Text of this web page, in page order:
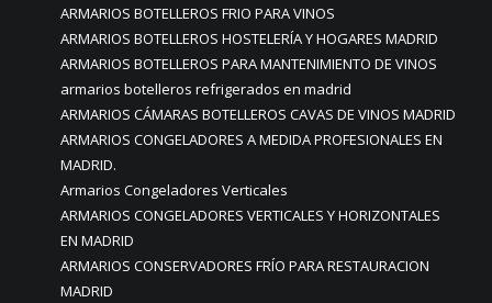
ARMARIOS BOTELLEROS FRIO PARA VINOS
ARMARIOS BOTELLEROS HOSTELERÍA Y HOGARES MADRID
ARMARIOS BOTELLEROS PARA MANTENIMIENTO DE VINOS
armarios botelleros refrigerados en madrid
ARMARIOS CÁMARAS BOTELLEROS CAVAS DE VINOS MADRID
ARMARIOS CONGELADORES A MEDIDA PROFESIONALES EN
MADRID.
Armarios Congeladores Verticales
ARMARIOS CONGELADORES VERTICALES Y HORIZONTALES
EN MADRID
ARMARIOS CONSERVADORES FRÍO PARA RESTAURACION
MADRID